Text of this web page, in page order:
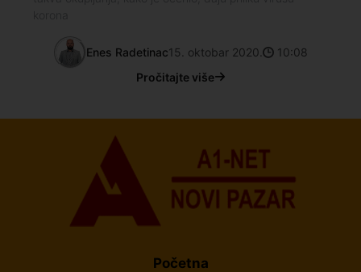
Enes Radetinac15. oktobar 2020.
10:08
Pročitajte više
Početna